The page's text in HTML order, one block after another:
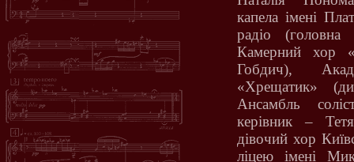
капела імені
радіо
Камерний хор
Гобдич),
«Хрещатик»
Ансамбль
керівник –
дівочий хор
ліцею імені